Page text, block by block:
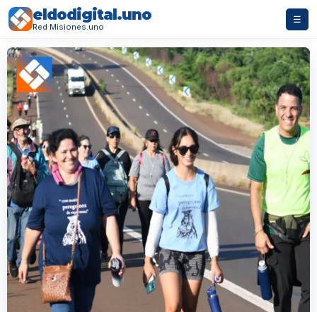
eldodigital.uno
Red Misiones.uno
☰